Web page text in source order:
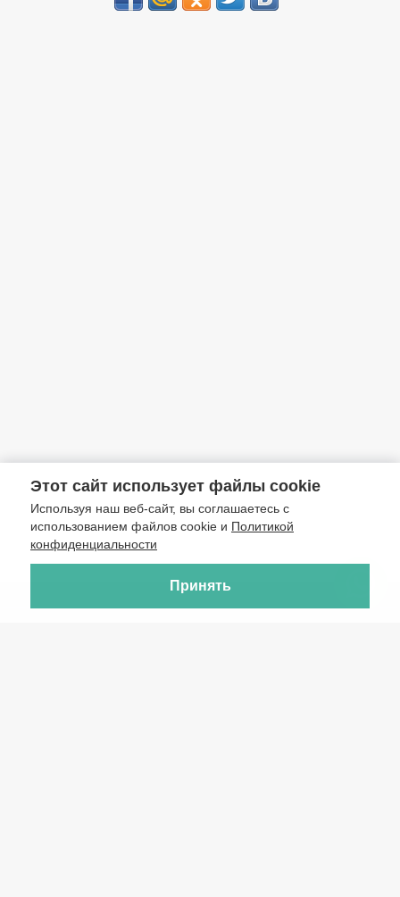
Этот сайт использует файлы cookie
Используя наш веб-сайт, вы соглашаетесь с
использованием файлов cookie и Политикой
конфиденциальности
Принять